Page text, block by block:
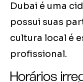
Dubai é uma
possui suas
cultura local é
profissional.
Horários